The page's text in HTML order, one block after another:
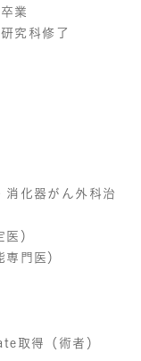
業
究科修了
消化器がん外科治
）
門医）
取得（術者）